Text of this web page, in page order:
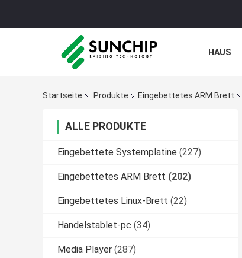
HAUS
Startseite
Produkte Eingebettetes ARM Brett
ALLE PRODUKTE
Eingebettete Systemplatine (227)
Eingebettetes ARM Brett (202)
Eingebettetes Linux-Brett (22)
Handelstablet-pc (34)
Media Player (287)